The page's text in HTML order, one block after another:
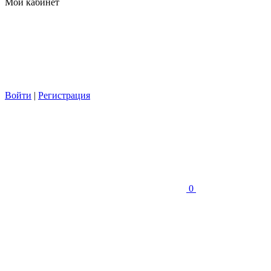
Мой кабинет
Войти | Регистрация
0